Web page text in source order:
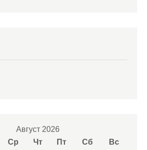
Август 2026
Ср Чт Пт Сб
Вс